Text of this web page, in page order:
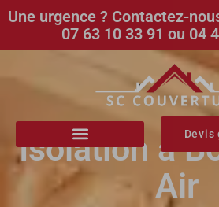
Une urgence ? Contactez-
07 63 10 33 91 ou 04
Isolation à
Air